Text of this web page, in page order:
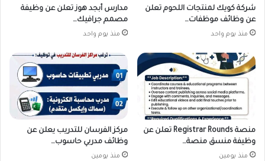
شركة كويك لمنتجات اللحوم تعلن
عن وظائف موظفات…
منذ يوم واحد
مدارس أبجد هوز تعلن عن وظيفة
مصمم جرافيك…
منذ يوم واحد
منصة Registrar Rounds تعلن عن
وظيفة منسق منصة…
منذ يومين
مركز الفرسان للتدريب يعلن عن
وظائف مدربي حاسوب…
منذ يومين